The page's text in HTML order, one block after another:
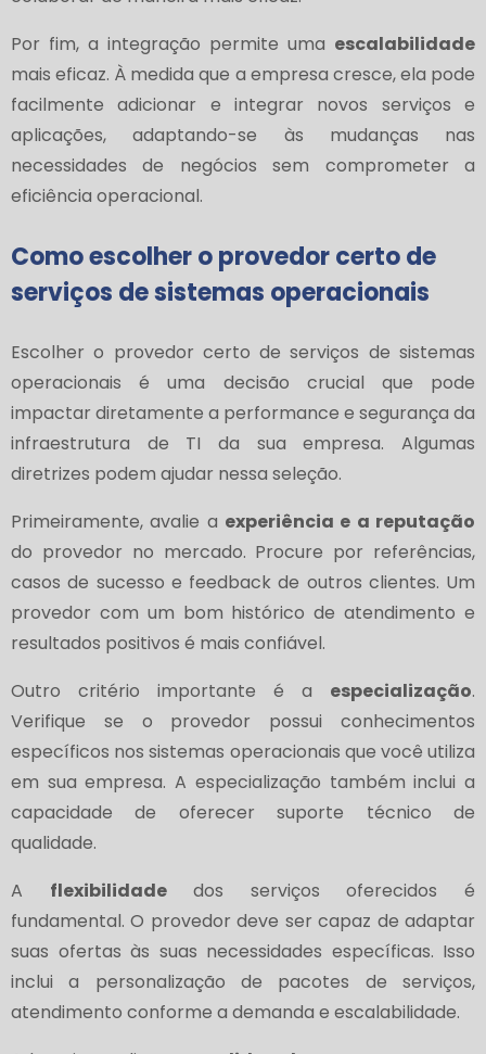
Por fim, a integração permite uma escalabilidade
mais eficaz. À medida que a empresa cresce, ela pode
facilmente adicionar e integrar novos serviços e
aplicações, adaptando-se às mudanças nas
necessidades de negócios sem comprometer a
eficiência operacional.
Como escolher o provedor certo de
serviços de sistemas operacionais
Escolher o provedor certo de serviços de sistemas
operacionais é uma decisão crucial que pode
impactar diretamente a performance e segurança da
infraestrutura de TI da sua empresa. Algumas
diretrizes podem ajudar nessa seleção.
Primeiramente, avalie a experiência e a reputação
do provedor no mercado. Procure por referências,
casos de sucesso e feedback de outros clientes. Um
provedor com um bom histórico de atendimento e
resultados positivos é mais confiável.
Outro critério importante é a especialização.
Verifique se o provedor possui conhecimentos
específicos nos sistemas operacionais que você utiliza
em sua empresa. A especialização também inclui a
capacidade de oferecer suporte técnico de
qualidade.
A flexibilidadedos serviços oferecidos é
fundamental. O provedor deve ser capaz de adaptar
suas ofertas às suas necessidades específicas. Isso
inclui a personalização de pacotes de serviços,
atendimento conforme a demanda e escalabilidade.